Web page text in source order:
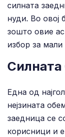
силната
нуди. Во овој
зошто овие
избор за
Силната
Една од
нејзината
заедница се
корисници и